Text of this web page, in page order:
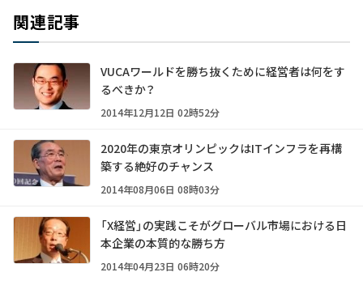
関連記事
VUCAワールドを勝ち抜くために経営者は何をす
るべきか？
2014年12月12日 02時52分
2020年の東京オリンピックはITインフラを再構
築する絶好のチャンス
2014年08月06日 08時03分
「X経営」の実践こそがグローバル市場における日
本企業の本質的な勝ち方
2014年04月23日 06時20分